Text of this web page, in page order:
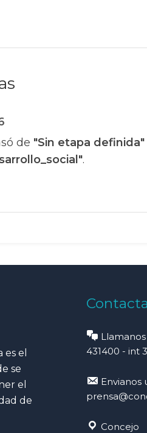
de "Sin etapa definida"
.
el
se
el
de
Llamanos
431400 - int
Envianos
Concejo